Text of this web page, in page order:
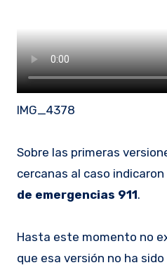
IMG_4378
Sobre las primeras
cercanas al caso
de emergencias 911.
Hasta este momento no
que esa versión no ha